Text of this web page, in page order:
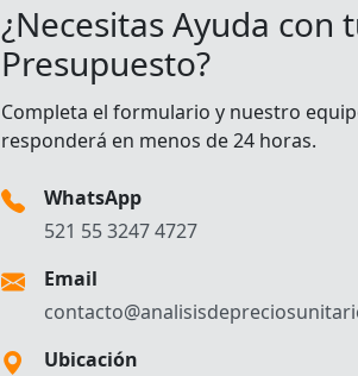
¿Necesitas Ayuda con
Presupuesto?
Completa el formulario y nuestro
responderá en menos de 24 horas.
WhatsApp
521 55 3247 4727
Email
Ubicación